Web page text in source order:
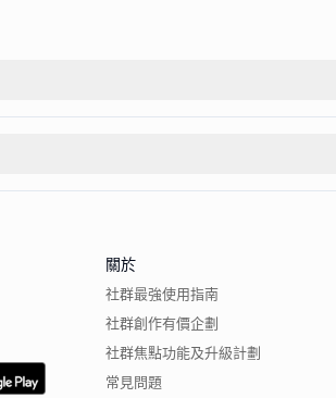
關於
社群最強使用指南
社群創作有價企劃
社群焦點功能及升級計劃
常見問題